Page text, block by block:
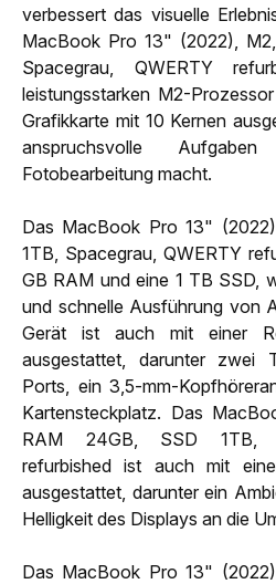
verbessert das visuelle
MacBook Pro 13" (2022),
Spacegrau, QWERTY
leistungsstarken M2-
Grafikkarte mit 10 Kernen
anspruchsvolle
Fotobearbeitung macht.
Das MacBook Pro 13"
1TB, Spacegrau, QWERTY
GB RAM und eine 1 TB SSD,
und schnelle Ausführung von
Gerät ist auch mit einer
ausgestattet, darunter zwei
Ports, ein 3,5-mm-
Kartensteckplatz. Das
RAM 24GB, SSD 1TB,
refurbished ist auch mit
ausgestattet, darunter ein
Helligkeit des Displays an die
Das MacBook Pro 13"